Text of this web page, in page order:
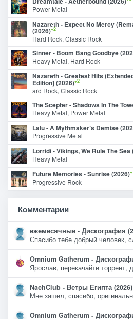
Power Metal
Nazareth - Expect No Mercy
(2026)+2
Hard Rock, Classic Rock
Sinner - Boom Bang Goodbye
Heavy Metal, Hard Rock
Nazareth - Greatest Hits
Edition] (2026)+2
ard Rock, Classic Rock
The Scepter - Shadows In The
Heavy Metal, Power Metal
Lalu - A Mythmaker’s Demise
Progressive Metal
Lorridi - Vikings, We Rule The Sea
Heavy Metal
Future Memories - Sunrise (2026)
Progressive Rock
Комментарии
ежемесячные - Дискография
Спасибо тебе добрый человек,
Omnium Gatherum -
Ярослав, перекачайте торрент,
NachClub - Ветры Египта (2026)
Мне зашел, спасибо,
Omnium Gatherum -